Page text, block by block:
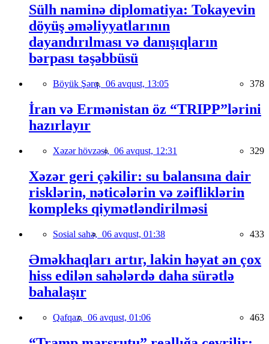
Sülh naminə diplomatiya: Tokayevin
döyüş əməliyyatlarının
dayandırılması və danışıqların
bərpası təşəbbüsü
Böyük Şərq, 06 avqust, 13:05 378
İran və Ermənistan öz “TRIPP”lərini
hazırlayır
Xəzər hövzəsi, 06 avqust, 12:31 329
Xəzər geri çəkilir: su balansına dair
risklərin, nəticələrin və zəifliklərin
kompleks qiymətləndirilməsi
Sosial sahə, 06 avqust, 01:38 433
Əməkhaqları artır, lakin həyat ən çox
hiss edilən sahələrdə daha sürətlə
bahalaşır
Qafqaz, 06 avqust, 01:06 463